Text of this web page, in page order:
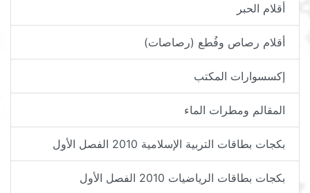
أقلام الحبر
أقلام رصاص وفُطع (رصاصات)
إكسسوارات المكتب
المقالم ومطرات الماء
بكجات بطاقات التربية الإسلامية 2010 الفصل الأول
بكجات بطاقات الرياضيات 2010 الفصل الأول